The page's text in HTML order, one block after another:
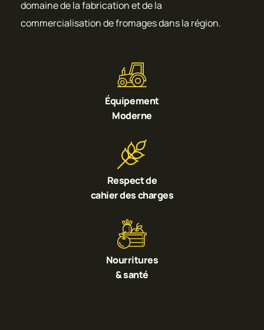
domaine de la fabrication et de la
commercialisation de fromages dans la région.
Équipement
Moderne
Respect de
cahier des charges
Nourritures
& santé